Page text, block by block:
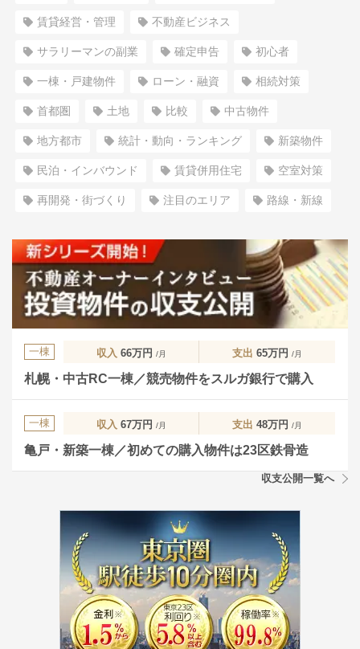
賃貸経営・管理 不動産ビジネス
サラリーマンの副業 確定申告 初心者
一棟・戸建物件 ローン・融資 相続対策
首都圏 土地 比較 中古物件
地方都市 統計・動向・ランキング 新築物件
民泊・インバウンド 賃貸併用住宅 空室対策
再開発・街づくり 注目のエリア 路線・新線
一棟 収入 66万円 /月 支出 65万円 /月
札幌・中古RC一棟／競売物件をスルガ銀行で購入
一棟 収入 67万円 /月 支出 48万円 /月
亀戸・新築一棟／初めての購入物件は23区鉄骨造
収支公開一覧へ